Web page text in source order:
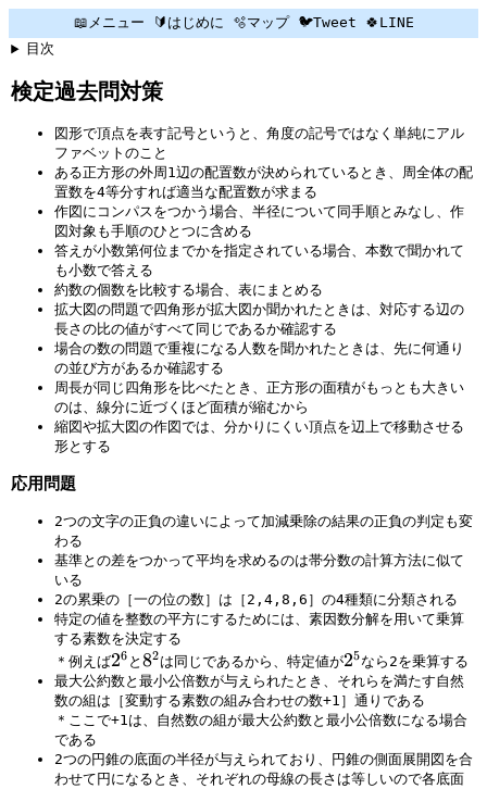
📖メニュー 🔰はじめに 🫧マップ 🐦Tweet
🍀LINE
目次
検定過去問対策
図形で頂点を表す記号というと、角度の記号ではなく単純にアル
ファベットのこと
ある正方形の外周1辺の配置数が決められているとき、周全体の配
置数を4等分すれば適当な配置数が求まる
作図にコンパスをつかう場合、半径について同手順とみなし、作
図対象も手順のひとつに含める
答えが小数第何位までかを指定されている場合、本数で聞かれて
も小数で答える
約数の個数を比較する場合、表にまとめる
拡大図の問題で四角形が拡大図か聞かれたときは、対応する辺の
長さの比の値がすべて同じであるか確認する
場合の数の問題で重複になる人数を聞かれたときは、先に何通り
の並び方があるか確認する
周長が同じ四角形を比べたとき、正方形の面積がもっとも大きい
のは、線分に近づくほど面積が縮むから
縮図や拡大図の作図では、分かりにくい頂点を辺上で移動させる
形とする
応用問題
2つの文字の正負の違いによって加減乗除の結果の正負の判定も変
わる
基準との差をつかって平均を求めるのは帯分数の計算方法に似て
いる
2の累乗の［一の位の数］は［2,4,8,6］の4種類に分類される
特定の値を整数の平方にするためには、素因数分解を用いて乗算
する素数を決定する
＊例えば2
^
6
26 と8
^
2
82は同じであるから、特定値が2
^
5
25なら2を乗算する
最大公約数と最小公倍数が与えられたとき、それらを満たす自然
数の組は［変動する素数の組み合わせの数+1］通りである
＊ここで+1は、自然数の組が最大公約数と最小公倍数になる場合
である
2つの円錐の底面の半径が与えられており、円錐の側面展開図を合
わせて円になるとき、それぞれの母線の長さは等しいので各底面